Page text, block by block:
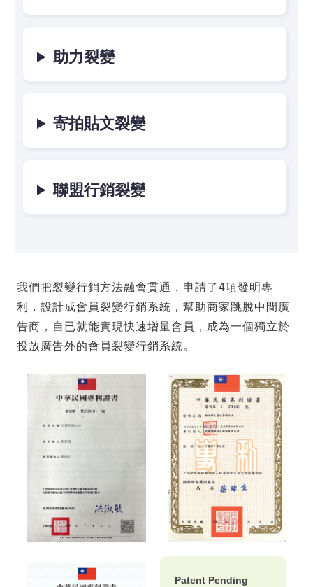
助力裂變
寄拍貼文裂變
聯盟行銷裂變
我們把裂變行銷方法融會貫通，申請了4項發明專
利，設計成會員裂變行銷系統，幫助商家跳脫中間廣
告商，自已就能實現快速增量會員，成為一個獨立於
投放廣告外的會員裂變行銷系統。
Patent Pending